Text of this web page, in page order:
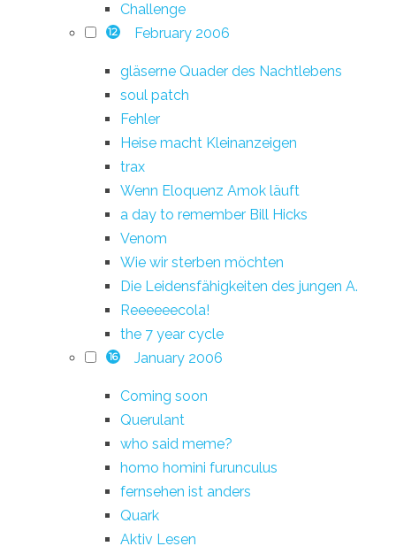
Challenge
12 February 2006
gläserne Quader des Nachtlebens
soul patch
Fehler
Heise macht Kleinanzeigen
trax
Wenn Eloquenz Amok läuft
a day to remember Bill Hicks
Venom
Wie wir sterben möchten
Die Leidensfähigkeiten des jungen A.
Reeeeeecola!
the 7 year cycle
16 January 2006
Coming soon
Querulant
who said meme?
homo homini furunculus
fernsehen ist anders
Quark
Aktiv Lesen